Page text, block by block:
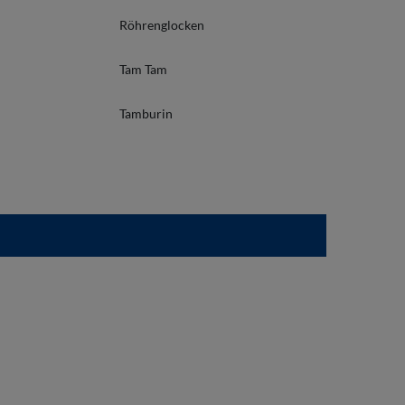
Röhrenglocken
Tam Tam
Tamburin